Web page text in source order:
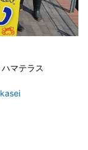
マテラス